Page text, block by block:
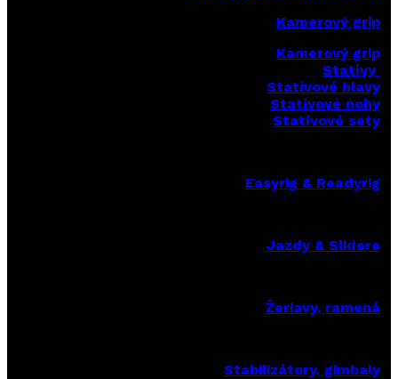
Kamerový grip
Kamerový grip
Statívy
Statívové hlavy
Statívové nohy
Statívové sety
Easyrig & Readyrig
Jazdy & Slidere
Žeriavy, ramená
Stabilizátory, gimbaly